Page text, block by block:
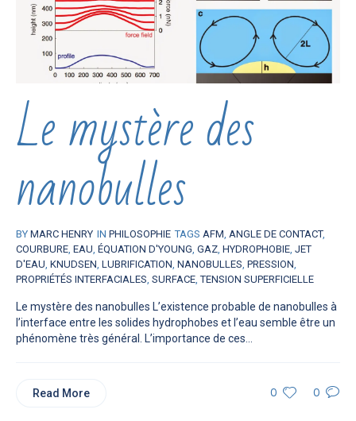
Le mystère des
nanobulles
BY MARC HENRY IN PHILOSOPHIE TAGS AFM ANGLE DE CONTACT,
COURBURE EAU ÉQUATION D'YOUNG GAZ HYDROPHOBIE JET
D'EAU KNUDSEN LUBRIFICATION NANOBULLES PRESSION
PROPRIÉTÉS INTERFACIALES SURFACE ,TENSION SUPERFICIELLE
Le mystère des nanobulles L’existence probable de nanobulles à
l’interface entre les solides hydrophobes et l’eau semble être un
phénomène très général. L’importance de ces...
0 0
Read More